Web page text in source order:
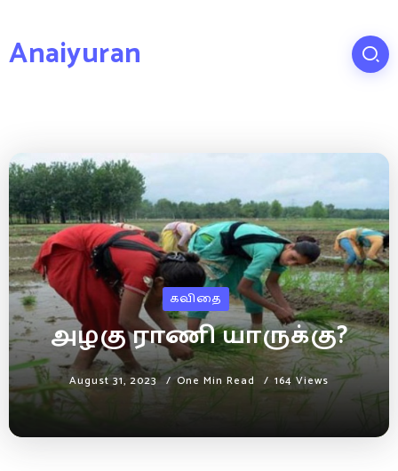
Anaiyuran
கவிதை
அழகு ராணி யாருக்கு?
August 31, 2023 One Min Read 164 Views